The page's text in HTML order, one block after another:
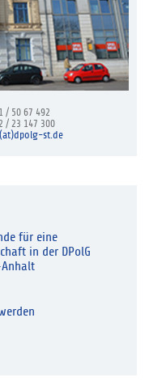
/ 50 67 492
/ 23 147 300
st.de
für eine
in der DPolG